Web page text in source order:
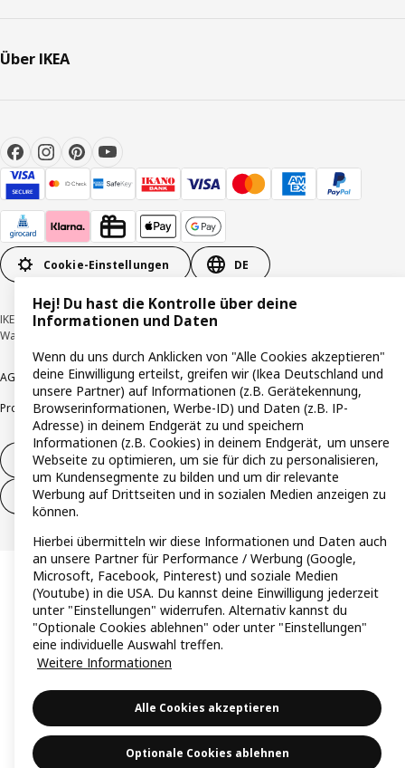
Über IKEA
Cookie-Einstellungen DE
IKEA Deutschland GmbH & Co. KG - Am Wandersmann 2-4, 65719 Hofheim-
Wallau © Inter IKEA Systems B.V. 1999-2026
AGB BarrierefreiheitCookie-Richtlinie DatenschutzerklärungImpressum
ProduktrückrufeResponsible DisclosureVertrauensstelle
Vertrag widerrufen
Vertrag widerrufen (Services & Leistungen)
Hej! Du hast die Kontrolle über deine
Informationen und Daten
Wenn du uns durch Anklicken von "Alle Cookies akzeptieren"
deine Einwilligung erteilst, greifen wir (Ikea Deutschland und
unsere Partner) auf Informationen (z.B. Gerätekennung,
Browserinformationen, Werbe-ID) und Daten (z.B. IP-
Adresse) in deinem Endgerät zu und speichern
Informationen (z.B. Cookies) in deinem Endgerät, um unsere
Webseite zu optimieren, um sie für dich zu personalisieren,
um Kundensegmente zu bilden und um dir relevante
Werbung auf Drittseiten und in sozialen Medien anzeigen zu
können.
Hierbei übermitteln wir diese Informationen und Daten auch
an unsere Partner für Performance / Werbung (Google,
Microsoft, Facebook, Pinterest) und soziale Medien
(Youtube) in die USA. Du kannst deine Einwilligung jederzeit
unter "Einstellungen" widerrufen. Alternativ kannst du
"Optionale Cookies ablehnen" oder unter "Einstellungen"
eine individuelle Auswahl treffen.
Weitere Informationen
Alle Cookies akzeptieren
Optionale Cookies ablehnen